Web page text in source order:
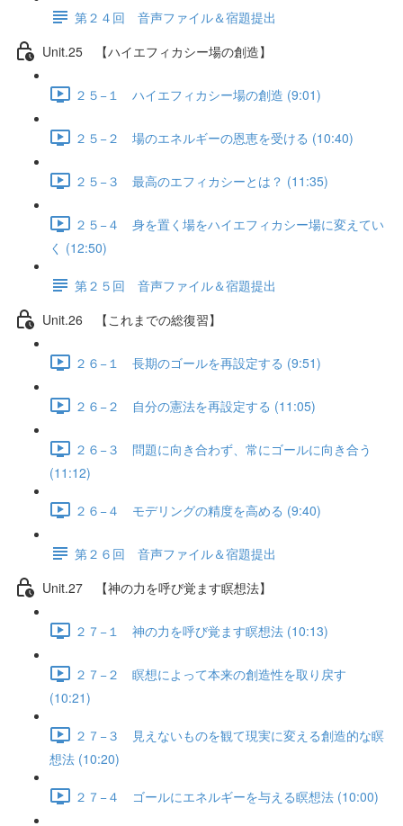
第２４回 音声ファイル＆宿題提出
Unit.25 【ハイエフィカシー場の創造】
２５−１ ハイエフィカシー場の創造 (9:01)
２５−２ 場のエネルギーの恩恵を受ける (10:40)
２５−３ 最高のエフィカシーとは？ (11:35)
２５−４ 身を置く場をハイエフィカシー場に変えてい
く (12:50)
第２５回 音声ファイル＆宿題提出
Unit.26 【これまでの総復習】
２６−１ 長期のゴールを再設定する (9:51)
２６−２ 自分の憲法を再設定する (11:05)
２６−３ 問題に向き合わず、常にゴールに向き合う
(11:12)
２６−４ モデリングの精度を高める (9:40)
第２６回 音声ファイル＆宿題提出
Unit.27 【神の力を呼び覚ます瞑想法】
２７−１ 神の力を呼び覚ます瞑想法 (10:13)
２７−２ 瞑想によって本来の創造性を取り戻す
(10:21)
２７−３ 見えないものを観て現実に変える創造的な瞑
想法 (10:20)
２７−４ ゴールにエネルギーを与える瞑想法 (10:00)